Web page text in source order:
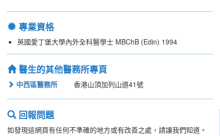
專業資格
英國愛丁堡大學內外全科醫學士 MBChB (Edin) 1994
醫生的其他醫務所專頁
中西區醫務所 香港山頂加列山道41號
回報問題
如發現這網頁有任何不準確的地方或有改善之處，請讓我們知道。